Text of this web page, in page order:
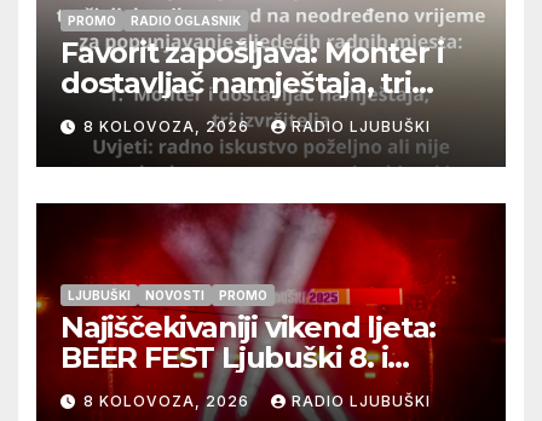
PROMO RADIO OGLASNIK
Favorit zapošljava: Monter i
dostavljač namještaja, tri
izvršitelja
8 KOLOVOZA, 2026 RADIO LJUBUŠKI
LJUBUŠKI NOVOSTI PROMO
Najiščekivaniji vikend ljeta:
BEER FEST Ljubuški 8. i
9.kolovoza
8 KOLOVOZA, 2026 RADIO LJUBUŠKI